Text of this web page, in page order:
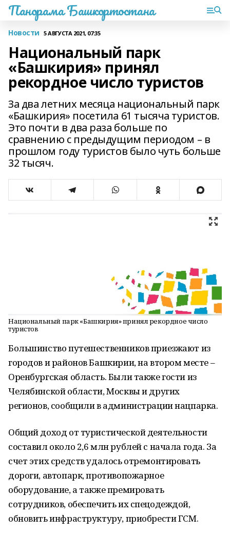
Панорама Башкортостана
Новости 5 АВГУСТА 2021, 07:35
Национальный парк
«Башкирия» принял
рекордное число туристов
За два летних месяца национальный парк
«Башкирия» посетила 61 тысяча туристов.
Это почти в два раза больше по
сравнению с предыдущим периодом – в
прошлом году туристов было чуть больше
32 тысяч.
Национальный парк «Башкирия» принял рекордное число
туристов
Большинство путешественников приезжают из
городов и районов Башкирии, на втором месте –
Оренбургская область. Были также гости из
Челябинской области, Москвы и других
регионов, сообщили в администрации нацпарка.
Общий доход от туристической деятельности
составил около 2,6 млн рублей с начала года. За
счет этих средств удалось отремонтировать
дороги, автопарк, противопожарное
оборудование, а также премировать
сотрудников, обеспечить их спецодеждой,
обновить инфраструктуру, приобрести ГСМ.